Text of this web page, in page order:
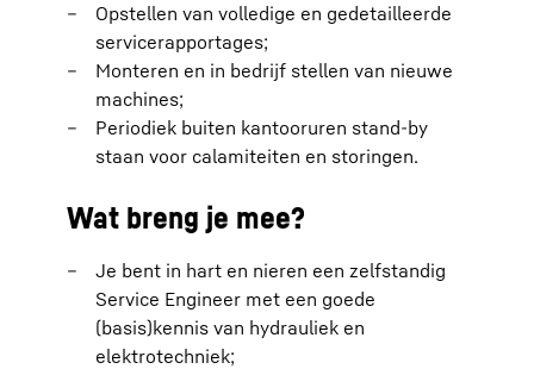
Opstellen van volledige en gedetailleerde
servicerapportages;
Monteren en in bedrijf stellen van nieuwe
machines;
Periodiek buiten kantooruren stand-by
staan voor calamiteiten en storingen.
Wat breng je mee?
Je bent in hart en nieren een zelfstandig
Service Engineer met een goede
(basis)kennis van hydrauliek en
elektrotechniek;